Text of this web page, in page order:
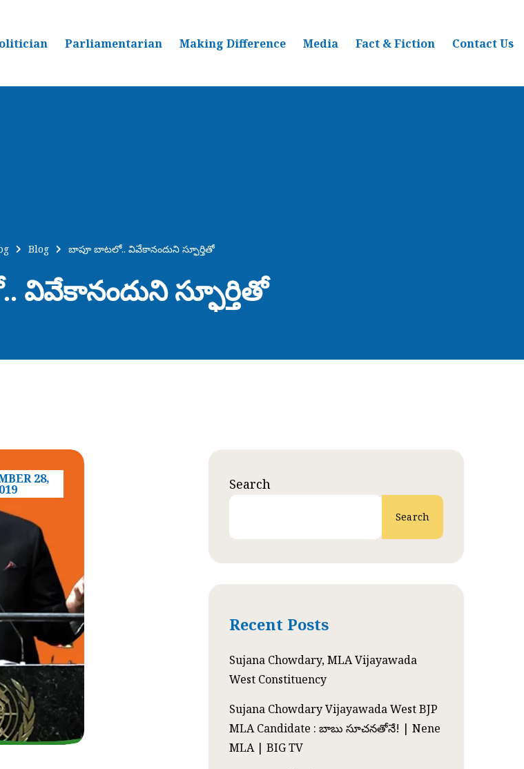
Parliamentarian Making Difference Media Fact & Fiction Contact Us
స్ఫూర్తితో
Blog బాపూ బాటలో.. వివేకానందుని స్ఫూర్తితో
28, Search
Search
Recent Posts
Sujana Chowdary, MLA Vijayawada
West Constituency
Sujana Chowdary Vijayawada West BJP
MLA Candidate : బాబు సూచనతోనే! | Nene
MLA | BIG TV